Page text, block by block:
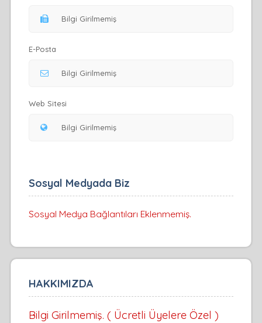
E-Posta
Web Sitesi
Sosyal Medyada Biz
Sosyal Medya Bağlantıları Eklenmemiş.
HAKKIMIZDA
Bilgi Girilmemiş. ( Ücretli Üyelere Özel )